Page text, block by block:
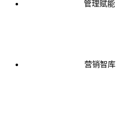
管理赋能
营销智库